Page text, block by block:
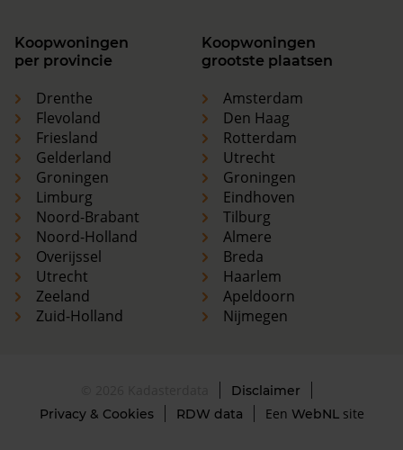
Koopwoningen
per provincie
Drenthe
Flevoland
Friesland
Gelderland
Groningen
Limburg
Noord-Brabant
Noord-Holland
Overijssel
Utrecht
Zeeland
Zuid-Holland
Koopwoningen
grootste plaatsen
Amsterdam
Den Haag
Rotterdam
Utrecht
Groningen
Eindhoven
Tilburg
Almere
Breda
Haarlem
Apeldoorn
Nijmegen
Disclaimer
Privacy & Cookies
RDW data Een WebNLsite